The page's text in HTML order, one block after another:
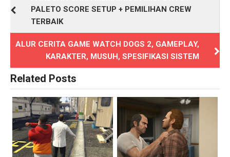
PALETO SCORE SETUP + PEMILIHAN CREW
TERBAIK
ALUR CERITA GAME WATCH DOGS 2, GAMEPLAY,
KARAKTER, MUSUH, SPESIFIKASI SISTEM
Related Posts